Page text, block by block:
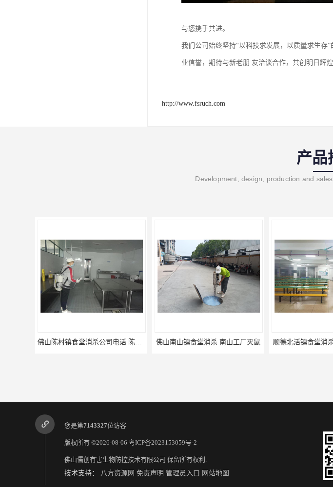
与您携手共进。
我们公司始终坚持“以科技求发展，以质量求生存
业信誉，期待与新老朋 友洽谈合作，共创明日辉煌
http://www.fsruch.com
产品
Development, design, production and
佛山陈村镇食堂消杀公司电话 陈村食堂灭鼠 佛山南山镇食堂消杀 南山工厂灭鼠 顺德北活镇食堂消杀
江海食堂消杀公司电话 中新工厂灭鼠
您是第7143327位访客
版权所有 ©2026-08-06 粤ICP备2023153059号-2
佛山儒创有害生物防控技术有限公司 保留所有权利.
技术支持：
八方资源网 免责声明 管理员入口 网站地图